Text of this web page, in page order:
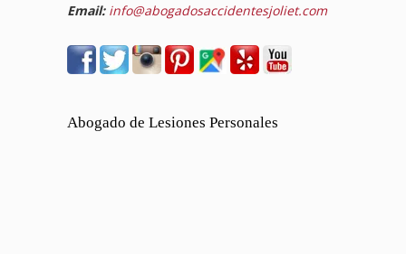
Email: info@abogadosaccidentesjoliet.com
Abogado de Lesiones Personales